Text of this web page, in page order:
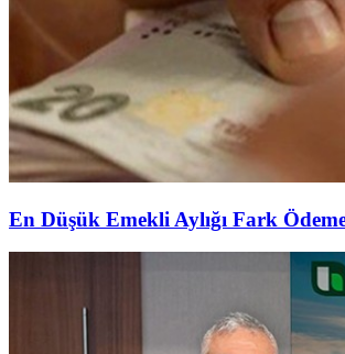
En Düşük Emekli Aylığı Fark